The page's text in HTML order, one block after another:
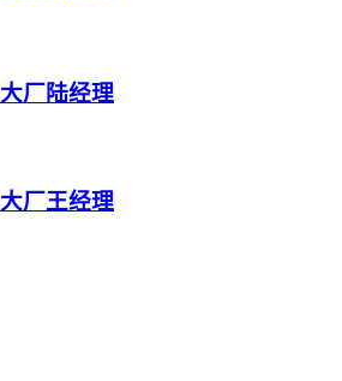
大厂陆经理
大厂王经理